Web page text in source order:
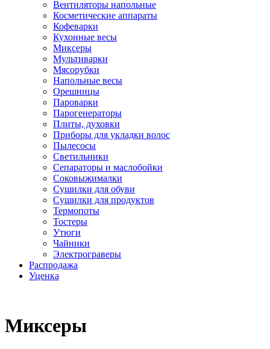
Вентиляторы напольные
Косметические аппараты
Кофеварки
Кухонные весы
Миксеры
Мультиварки
Мясорубки
Напольные весы
Орешницы
Пароварки
Парогенераторы
Плиты, духовки
Приборы для укладки волос
Пылесосы
Светильники
Сепараторы и маслобойки
Соковыжималки
Сушилки для обуви
Сушилки для продуктов
Термопоты
Тостеры
Утюги
Чайники
Электрограверы
Распродажа
Уценка
Миксеры